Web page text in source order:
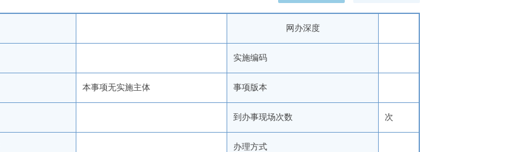
网办深度
实施编码
本事项无实施主体 事项版本
到办事现场次数 次
办理方式